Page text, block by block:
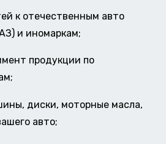
к отечественным авто
и иномаркам;
продукции по
диски, моторные масла,
авто;